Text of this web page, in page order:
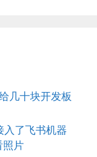
几十块开发板
入了飞书机器
照片